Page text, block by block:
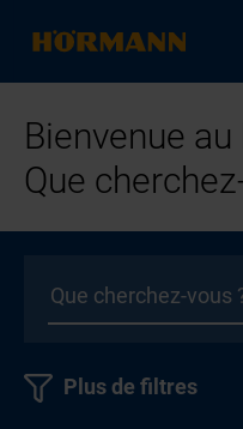
Bienvenue
Que
Plus de filtres